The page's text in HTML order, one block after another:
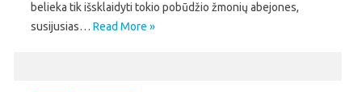
belieka tik išsklaidyti tokio pobūdžio žmonių abejones,
susijusias… Read More »